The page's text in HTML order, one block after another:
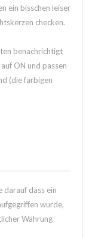
ein bisschen leiser
checken.
benachrichtigt
ON und passen
(die farbigen
darauf dass ein
wurde,
Währung